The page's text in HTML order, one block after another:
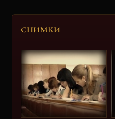
СНИМКИ